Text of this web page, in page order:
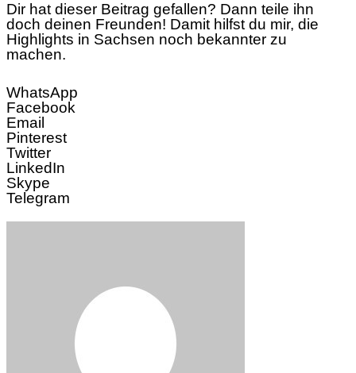
Dir hat dieser Beitrag gefallen? Dann teile ihn
doch deinen Freunden! Damit hilfst du mir, die
Highlights in Sachsen noch bekannter zu
machen.
WhatsApp
Facebook
Email
Pinterest
Twitter
LinkedIn
Skype
Telegram